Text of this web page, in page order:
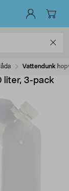
Vattendunk
liter, 3-pack